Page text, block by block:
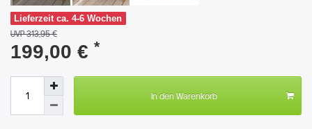
Lieferzeit ca. 4-6 Wochen
UVP 313,95 €
199,00 € *
In den Warenkorb